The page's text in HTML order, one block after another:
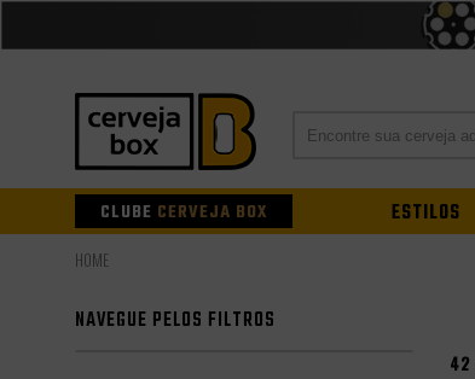
CLUBE CERVEJA BOX ESTILOS
NAVEGUE PELOS FILTROS
42